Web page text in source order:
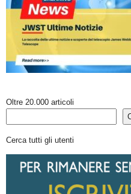
Oltre 20.000 articoli
Cerca tutti gli utenti